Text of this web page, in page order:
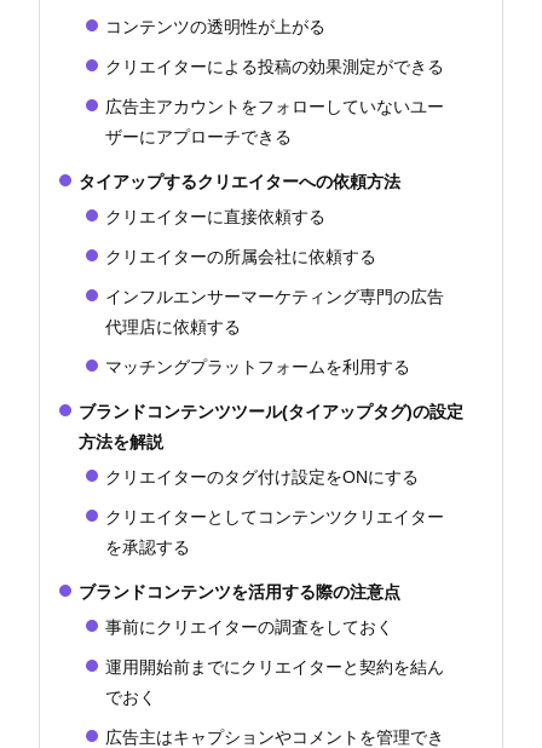
コンテンツの透明性が上がる
クリエイターによる投稿の効果測定ができる
広告主アカウントをフォローしていないユー
ザーにアプローチできる
タイアップするクリエイターへの依頼方法
クリエイターに直接依頼する
クリエイターの所属会社に依頼する
インフルエンサーマーケティング専門の広告
代理店に依頼する
マッチングプラットフォームを利用する
ブランドコンテンツツール(タイアップタグ)の設定
方法を解説
クリエイターのタグ付け設定をONにする
クリエイターとしてコンテンツクリエイター
を承認する
ブランドコンテンツを活用する際の注意点
事前にクリエイターの調査をしておく
運用開始前までにクリエイターと契約を結ん
でおく
広告主はキャプションやコメントを管理でき